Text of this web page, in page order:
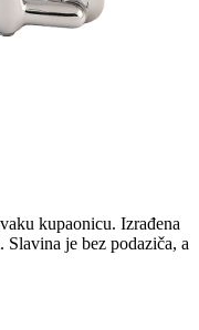
kupaonicu. Izrađena
Slavina je bez podaziča, a